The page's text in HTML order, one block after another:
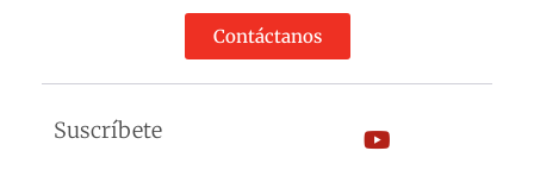
Contáctanos
Suscríbete